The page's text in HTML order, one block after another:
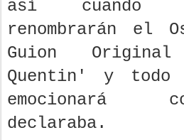
así cuando
renombrarán el
Guion
Quentin' y todo
emocionará
declaraba.